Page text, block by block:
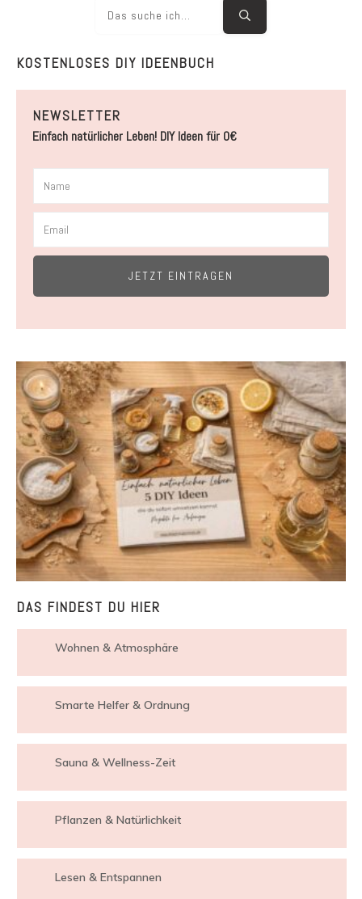
KOSTENLOSES DIY IDEENBUCH
NEWSLETTER
Einfach natürlicher Leben! DIY Ideen für 0€
JETZT EINTRAGEN
DAS FINDEST DU HIER
Wohnen & Atmosphäre
Smarte Helfer & Ordnung
Sauna & Wellness-Zeit
Pflanzen & Natürlichkeit
Lesen & Entspannen